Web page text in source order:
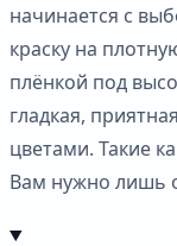
начинается с
краску на
плёнкой под
гладкая,
цветами. Такие
Вам нужно лишь